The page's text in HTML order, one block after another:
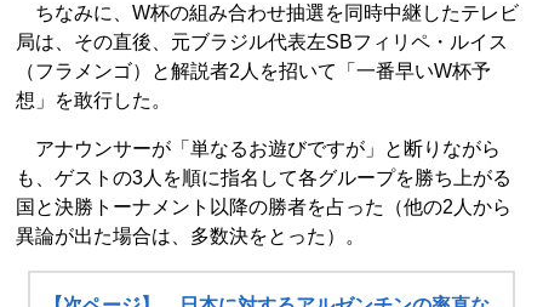
ちなみに、W杯の組み合わせ抽選を同時中継したテレビ
局は、その直後、元ブラジル代表左SBフィリペ・ルイス
（フラメンゴ）と解説者2人を招いて「一番早いW杯予
想」を敢行した。
アナウンサーが「単なるお遊びですが」と断りながら
も、ゲストの3人を順に指名して各グループを勝ち上がる
国と決勝トーナメント以降の勝者を占った（他の2人から
異論が出た場合は、多数決をとった）。